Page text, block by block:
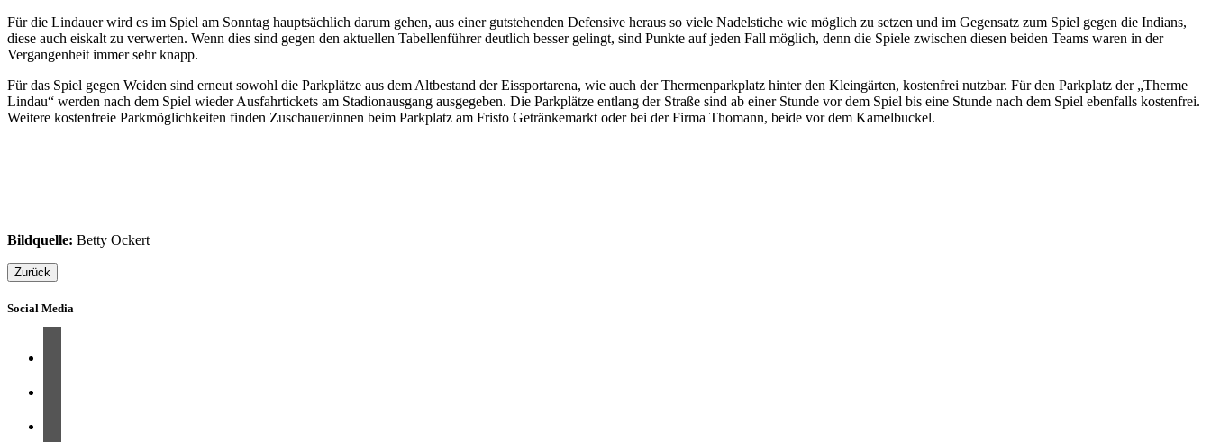
Für die Lindauer wird es im Spiel am Sonntag hauptsächlich darum gehen, aus einer gutstehenden Defensive heraus so viele Nadelstiche wie möglich zu setzen und im Gegensatz zum Spiel gegen die Indians,
diese auch eiskalt zu verwerten. Wenn dies sind gegen den aktuellen Tabellenführer deutlich besser gelingt, sind Punkte auf jeden Fall möglich, denn die Spiele zwischen diesen beiden Teams waren in der
Vergangenheit immer sehr knapp.
Für das Spiel gegen Weiden sind erneut sowohl die Parkplätze aus dem Altbestand der Eissportarena, wie auch der Thermenparkplatz hinter den Kleingärten, kostenfrei nutzbar. Für den Parkplatz der „Therme
Lindau“ werden nach dem Spiel wieder Ausfahrtickets am Stadionausgang ausgegeben. Die Parkplätze entlang der Straße sind ab einer Stunde vor dem Spiel bis eine Stunde nach dem Spiel ebenfalls kostenfrei.
Weitere kostenfreie Parkmöglichkeiten finden Zuschauer/innen beim Parkplatz am Fristo Getränkemarkt oder bei der Firma Thomann, beide vor dem Kamelbuckel.
Bildquelle: Betty Ockert
Zurück
Social Media